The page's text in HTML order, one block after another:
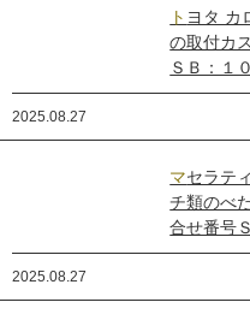
トヨタ カローラツーリングにレーダー探知機
の取付カ
ＳＢ：１
2025.08.27
マセラティ グラントゥーリズモの内装スイッ
チ類のべ
合せ番号
2025.08.27